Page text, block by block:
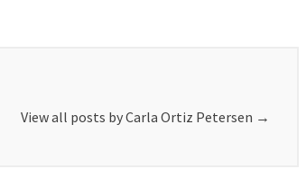
View all posts by Carla Ortiz Petersen →